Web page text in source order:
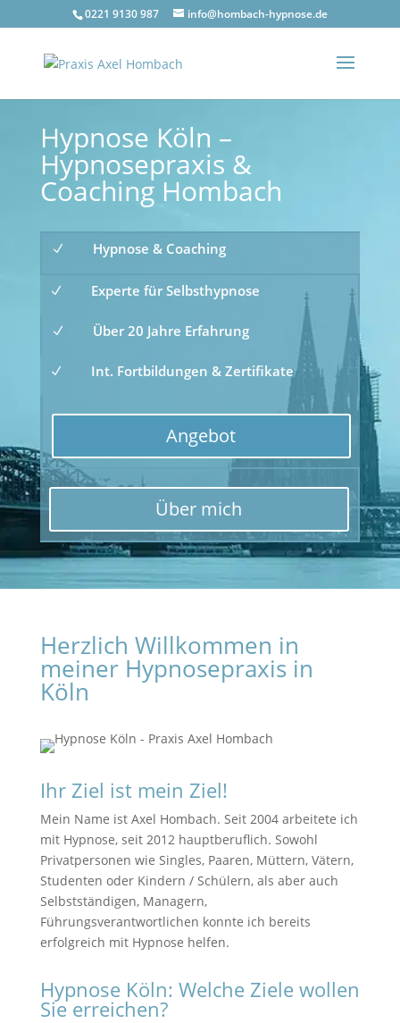
0221 9130 987 info@hombach-hypnose.de
Hypnose Köln –
Hypnosepraxis &
Coaching Hombach
N Hypnose & Coaching
N Experte für Selbsthypnose
N Über 20 Jahre Erfahrung
N Int. Fortbildungen & Zertifikate
Angebot
Über mich
Herzlich Willkommen in
meiner Hypnosepraxis in
Köln
Ihr Ziel ist mein Ziel!
Mein Name ist Axel Hombach. Seit 2004 arbeitete ich
mit Hypnose, seit 2012 hauptberuflich. Sowohl
Privatpersonen wie Singles, Paaren, Müttern, Vätern,
Studenten oder Kindern / Schülern, als aber auch
Selbstständigen, Managern,
Führungsverantwortlichen konnte ich bereits
erfolgreich mit Hypnose helfen.
Hypnose Köln: Welche Ziele wollen
Sie erreichen?